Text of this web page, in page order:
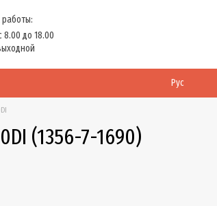
8.00 до 18.00
Рус
(1356-7-1690)